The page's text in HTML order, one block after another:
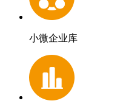
小微企业库